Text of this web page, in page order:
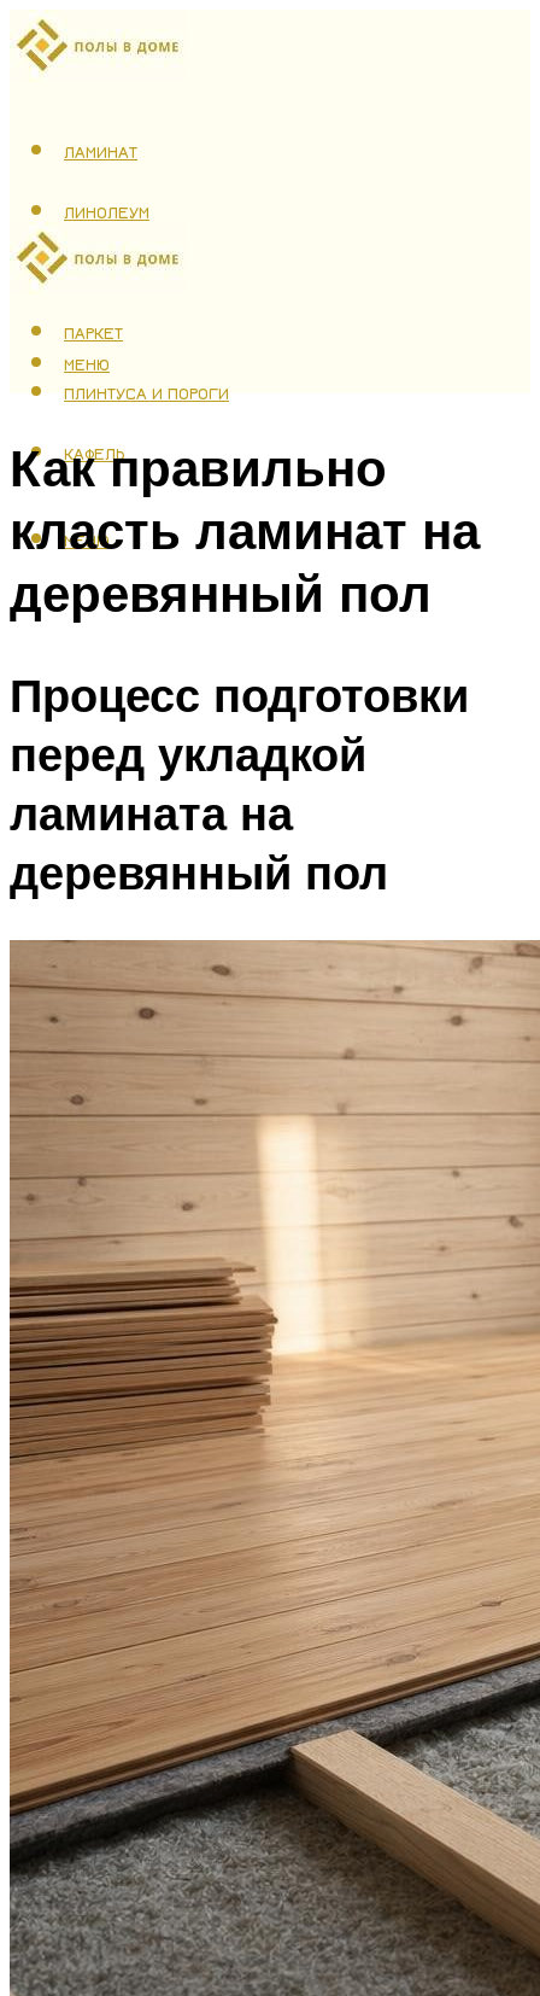
ЛАМИНАТ
ЛИНОЛЕУМ
ТЕПЛЫЙ ПОЛ
ПАРКЕТ
ПЛИНТУСА И ПОРОГИ
КАФЕЛЬ
МЕНЮ
МЕНЮ
Как правильно
класть ламинат на
деревянный пол
Процесс подготовки
перед укладкой
ламината на
деревянный пол